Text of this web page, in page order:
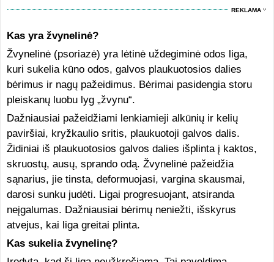
REKLAMA
Kas yra žvynelinė?
Žvynelinė (psoriazė) yra lėtinė uždegiminė odos liga,
kuri sukelia kūno odos, galvos plaukuotosios dalies
bėrimus ir nagų pažeidimus. Bėrimai pasidengia storu
pleiskanų luobu lyg „žvynu“.
Dažniausiai pažeidžiami lenkiamieji alkūnių ir kelių
paviršiai, kryžkaulio sritis, plaukuotoji galvos dalis.
Židiniai iš plaukuotosios galvos dalies išplinta į kaktos,
skruostų, ausų, sprando odą. Žvynelinė pažeidžia
sąnarius, jie tinsta, deformuojasi, vargina skausmai,
darosi sunku judėti. Ligai progresuojant, atsiranda
neįgalumas. Dažniausiai bėrimų neniežti, išskyrus
atvejus, kai liga greitai plinta.
Kas sukelia žvynelinę?